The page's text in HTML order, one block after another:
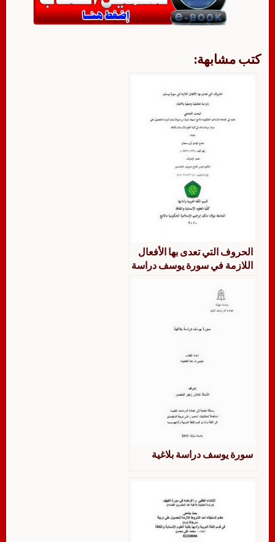
كتب مشابهة:
الحروف التي تعدى بها الأفعال
اللازمة في سورة يوسف دراسة
سورة يوسف دراسة بلاغية